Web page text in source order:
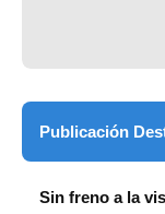
Publicación
Sin freno a la